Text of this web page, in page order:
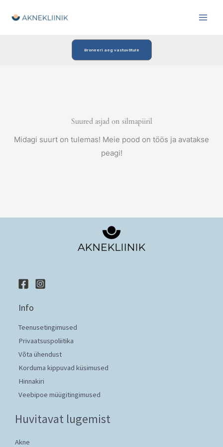
Broneeri aeg vastuvõtule
Suured asjad on silmapiiril
Midagi suurt on tulemas! Meie pood on töös ja avatakse
peagi!
Info
Teenusetingimused
Privaatsuspoliitika
Võta ühendust
Korduma kippuvad küsimused
Hinnakiri
Veebipoe müügitingimused
Huvitavat lugemist
Akne